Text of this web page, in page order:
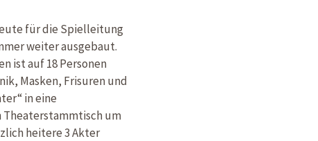
für die Spielleitung
weiter ausgebaut.
ist auf 18 Personen
Masken, Frisuren und
in eine
Theaterstammtisch um
heitere 3 Akter